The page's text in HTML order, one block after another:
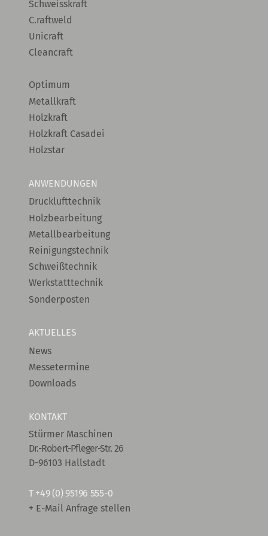
Schweisskraft
C.raftweld
Unicraft
Cleancraft
Optimum
Metallkraft
Holzkraft
Holzkraft Casadei
Holzstar
ANWENDUNGEN
Drucklufttechnik
Holzbearbeitung
Metallbearbeitung
Reinigungstechnik
Schweißtechnik
Werkstatttechnik
Sonderposten
AKTUELLES
News
Messetermine
Downloads
KONTAKT
Stürmer Maschinen
Dr.-Robert-Pfleger-Str. 26
D-96103 Hallstadt
T +49 (0) 95196 555-0
+ E-Mail Anfrage stellen